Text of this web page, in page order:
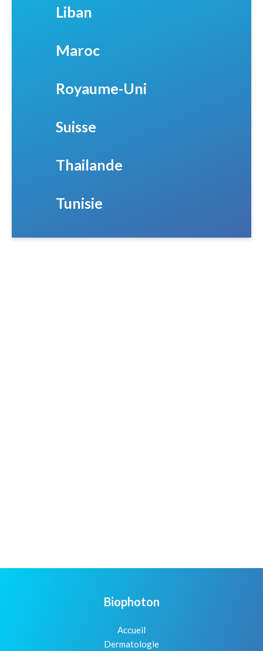
Liban
Maroc
Royaume-Uni
Suisse
Thailande
Tunisie
Accueil
Dermatologie
Biophoton